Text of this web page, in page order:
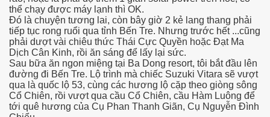
thể chạy được máy lạnh thì OK.
Đó là chuyện tương lai, còn bây giờ 2 kẻ lang thang phải
tiếp tục rong ruổi qua tỉnh Bến Tre. Nhưng trước hết ...cũng
phải dượt vài chiêu thức Thái Cực Quyền hoặc Đạt Ma
Dịch Cân Kinh, rồi ăn sáng để lấy lại sức.
Sau bữa ăn ngon miệng tại Ba Dong resort, tôi bắt đầu lên
đường đi Bến Tre. Lộ trình mà chiếc Suzuki Vitara sẽ vượt
qua là quốc lộ 53, cùng các hương lộ cặp theo giòng sông
Cổ Chiên, rồi vượt qua cầu Cổ Chiên, cầu Hàm Luông để
tới quê hương của Cụ Phan Thanh Giãn, Cụ Nguyễn Đình
1